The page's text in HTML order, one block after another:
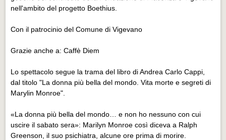
nell'ambito del progetto Boethius.
Con il patrocinio del Comune di Vigevano
Grazie anche a: Caffè Diem
Lo spettacolo segue la trama del libro di Andrea Carlo Cappi,
dal titolo "La donna più bella del mondo. Vita morte e segreti di
Marylin Monroe".
«La donna più bella del mondo… e non ho nessuno con cui
uscire il sabato sera»: Marilyn Monroe così diceva a Ralph
Greenson, il suo psichiatra, alcune ore prima di morire.